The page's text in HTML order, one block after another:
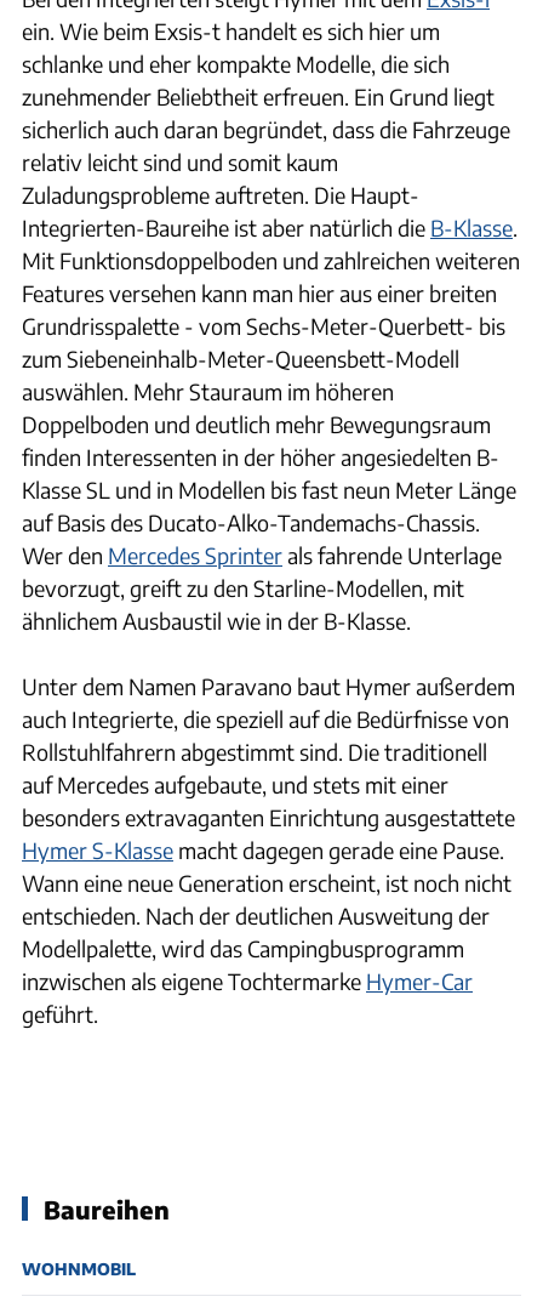
ein. Wie beim Exsis-t handelt es sich hier um
schlanke und eher kompakte Modelle, die sich
zunehmender Beliebtheit erfreuen. Ein Grund liegt
sicherlich auch daran begründet, dass die Fahrzeuge
relativ leicht sind und somit kaum
Zuladungsprobleme auftreten. Die Haupt-
Integrierten-Baureihe ist aber natürlich die B-Klasse.
Mit Funktionsdoppelboden und zahlreichen weiteren
Features versehen kann man hier aus einer breiten
Grundrisspalette - vom Sechs-Meter-Querbett- bis
zum Siebeneinhalb-Meter-Queensbett-Modell
auswählen. Mehr Stauraum im höheren
Doppelboden und deutlich mehr Bewegungsraum
finden Interessenten in der höher angesiedelten B-
Klasse SL und in Modellen bis fast neun Meter Länge
auf Basis des Ducato-Alko-Tandemachs-Chassis.
Wer den Mercedes Sprinterals fahrende Unterlage
bevorzugt, greift zu den Starline-Modellen, mit
ähnlichem Ausbaustil wie in der B-Klasse.
Unter dem Namen Paravano baut Hymer außerdem
auch Integrierte, die speziell auf die Bedürfnisse von
Rollstuhlfahrern abgestimmt sind. Die traditionell
auf Mercedes aufgebaute, und stets mit einer
besonders extravaganten Einrichtung ausgestattete
Hymer S-Klasse macht dagegen gerade eine Pause.
Wann eine neue Generation erscheint, ist noch nicht
entschieden. Nach der deutlichen Ausweitung der
Modellpalette, wird das Campingbusprogramm
inzwischen als eigene Tochtermarke Hymer-Car
geführt.
Baureihen
WOHNMOBIL